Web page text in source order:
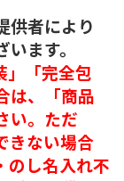
供者により
ます。
」「完全包
は、「商品
い。ただ
きない場合
のし名入れ不